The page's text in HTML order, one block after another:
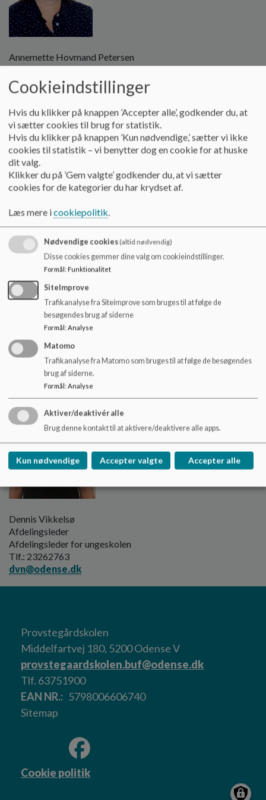
Annemette Hovmand Petersen
Skoleleder
Tlf.: 61558214
ahpet@odense.dk
Henriette Toftebjerg Friis
Souschef
Afdelingsleder for børneskolen
Tlf.: 30457409
Dennis Vikkelsø
Afdelingsleder
Afdelingsleder for ungeskolen
Tlf.: 23262763
dvn@odense.dk
Provstegårdskolen
Middelfartvej 180, 5200 Odense V
provstegaardskolen.buf@odense.dk
Tlf. 63751900
EAN NR.
5798006606740
Sitemap
Cookie politik
Cookieindstillinger
Hvis du klikker på knappen ’Accepter alle’, godkender du, at
vi sætter cookies til brug for statistik.
Hvis du klikker på knappen ’Kun nødvendige,’ sætter vi ikke
cookies til statistik – vi benytter dog en cookie for at huske
dit valg.
Klikker du på ’Gem valgte’ godkender du, at vi sætter
cookies for de kategorier du har krydset af.
Læs mere icookiepolitik.
Nødvendige cookies(altid nødvendig)
Disse cookies gemmer dine valg om cookieindstillinger.
Formål: Funktionalitet
SiteImprove
Trafikanalyse fra Siteimprove som bruges til at følge de
besøgendes brug af siderne
Formål: Analyse
Matomo
Trafikanalyse fra Matomo som bruges til at følge de besøgendes
brug af siderne.
Formål: Analyse
Aktiver/deaktivér alle
Brug denne kontakt til at aktivere/deaktivere alle apps.
Kun nødvendige Accepter valgte Accepter alle